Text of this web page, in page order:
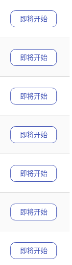
即将开始
即将开始
即将开始
即将开始
即将开始
即将开始
即将开始